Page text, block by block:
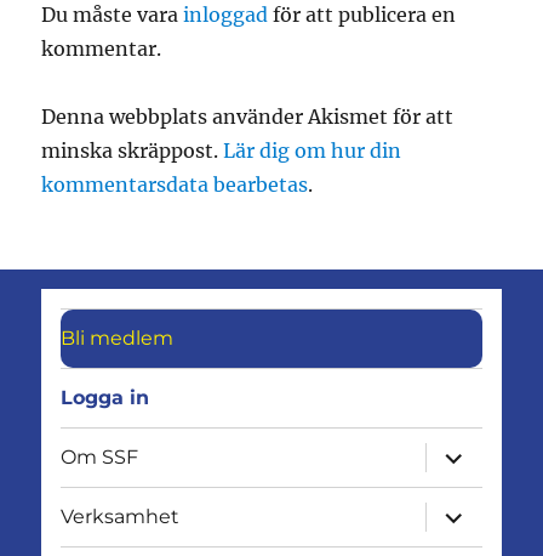
Du måste varainloggad för att publicera en
kommentar.
Denna webbplats använder Akismet för att
minska skräppost.Lär dig om hur din
kommentarsdata bearbetas.
Bli medlem
Logga in
Om SSF
expandera
Verksamhet
expandera